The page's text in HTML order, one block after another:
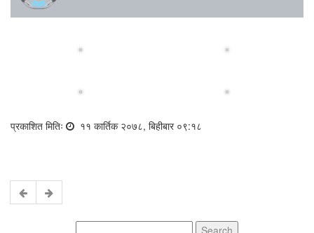
प्रकाशित मितिः ११ कार्तिक २०७८, बिहीबार ०९:१८